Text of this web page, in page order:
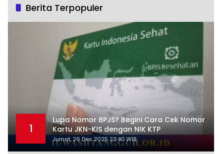
Berita Terpopuler
1
Lupa Nomor BPJS? Begini Cara Cek Nomor
Kartu JKN-KIS dengan NIK KTP
Jumat, 26 Des 2025 23:40 WIB